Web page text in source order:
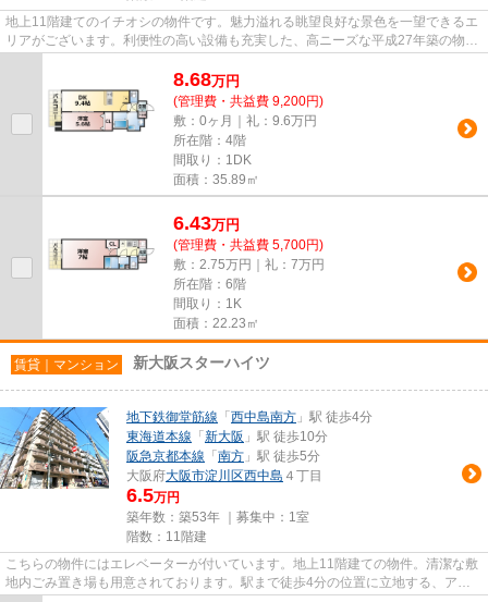
地上11階建てのイチオシの物件です。魅力溢れる眺望良好な景色を一望できるエ
リアがございます。利便性の高い設備も充実した、高ニーズな平成27年築の物件
8.68万円
(管理費・共益費 9,200円)
敷：0ヶ月｜礼：9.6万円
所在階：4階
間取り：1DK
面積：35.89㎡
6.43万円
(管理費・共益費 5,700円)
敷：2.75万円｜礼：7万円
所在階：6階
間取り：1K
面積：22.23㎡
賃貸｜マンション 新大阪スターハイツ
地下鉄御堂筋線 「 西中島南方 」駅 徒歩4分
東海道本線 「 新大阪 」駅 徒歩10分
阪急京都本線 「 南方 」駅 徒歩5分
大阪府大阪市淀川区西中島 ４丁目
6.5万円
築年数：築53年 ｜募集中： 1室
階数：11階建
こちらの物件にはエレベーターが付いています。地上11階建ての物件。清潔な敷
地内ごみ置き場も用意されております。駅まで徒歩4分の位置に立地する、アク